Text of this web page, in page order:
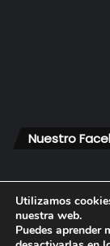
Nuestro
© Copyright
Utilizamos
nuestra web.
Puedes aprender